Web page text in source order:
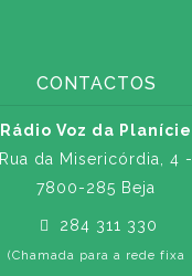
CONTACTOS
Rádio Voz da Planície
Rua da Misericórdia, 4 -
7800-285 Beja
284 311 330
(Chamada para a rede fixa